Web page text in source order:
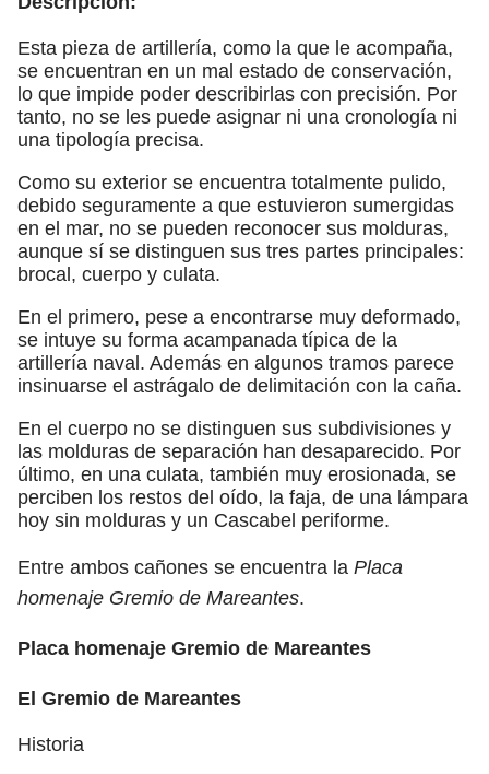
Esta pieza de artillería, como la que le acompaña,
se encuentran en un mal estado de conservación,
lo que impide poder describirlas con precisión. Por
tanto, no se les puede asignar ni una cronología ni
una tipología precisa.
Como su exterior se encuentra totalmente pulido,
debido seguramente a que estuvieron sumergidas
en el mar, no se pueden reconocer sus molduras,
aunque sí se distinguen sus tres partes principales:
brocal, cuerpo y culata.
En el primero, pese a encontrarse muy deformado,
se intuye su forma acampanada típica de la
artillería naval. Además en algunos tramos parece
insinuarse el astrágalo de delimitación con la caña.
En el cuerpo no se distinguen sus subdivisiones y
las molduras de separación han desaparecido. Por
último, en una culata, también muy erosionada, se
perciben los restos del oído, la faja, de una lámpara
hoy sin molduras y un Cascabel periforme.
Entre ambos cañones se encuentra la Placa
homenaje Gremio de Mareantes.
Placa homenaje Gremio de Mareantes
El Gremio de Mareantes
Historia